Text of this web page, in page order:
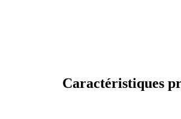
Caractéristiques